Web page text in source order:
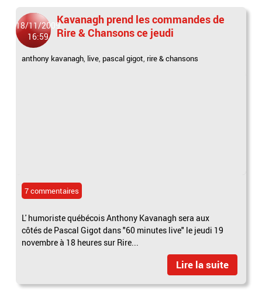
18/11/2009
16:59
Kavanagh prend les commandes de
Rire & Chansons ce jeudi
anthony kavanagh, live, pascal gigot, rire & chansons
7 commentaires
L' humoriste québécois Anthony Kavanagh sera aux
côtés de Pascal Gigot dans "60 minutes live" le jeudi 19
novembre à 18 heures sur Rire...
Lire la suite